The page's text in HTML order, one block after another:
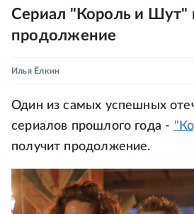
Сериал "Король и Шут"
продолжение
Илья Ёлкин
Один из самых успешных
сериалов прошлого года -
получит продолжение.